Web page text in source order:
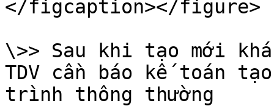
</figcaption></figure>
\>> Sau khi tạo mới
TDV cần báo kế toán
trình thông thường